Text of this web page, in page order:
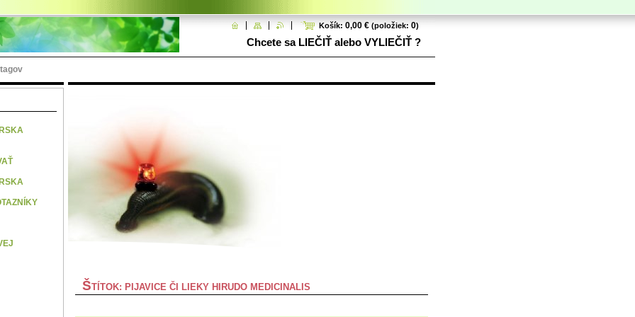
Košík: 0,00 € (položiek: 0)
Chcete sa LIEČIŤ alebo VYLIEČIŤ ?
ŠTÍTOK: PIJAVICE ČI LIEKY HIRUDO MEDICINALIS